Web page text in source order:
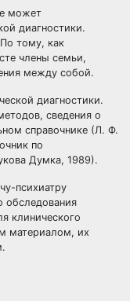
может
диагностики.
тому, как
члены семьи,
между собой.
диагностики.
сведения о
справочнике (Л. Ф.
по
Думка, 1989).
психиатру
обследования
клинического
материалом, их